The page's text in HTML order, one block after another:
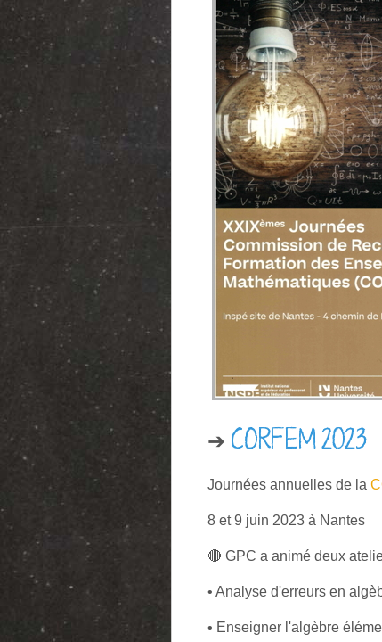
➔CORFEM 2023
Journées annuelles de la
8 et 9 juin 2023 à Nantes
🔴 GPC a animé deux
• Analyse d'erreurs en
• Enseigner l'algèbre